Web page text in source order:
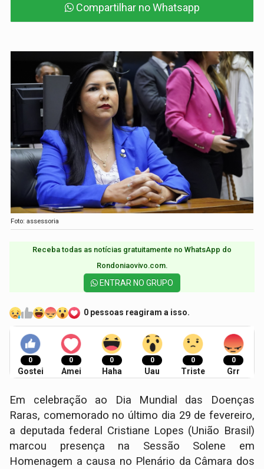
Compartilhar no Whatsapp
Foto: assessoria
Receba todas as notícias gratuitamente no WhatsApp do
Rondoniaovivo.com.​
ENTRAR NO GRUPO
0 pessoas reagiram a isso.
0
Gostei
0
Amei
0
Haha
0
Uau
0
Triste
0
Grr
Em celebração ao Dia Mundial das Doenças
Raras, comemorado no último dia 29 de fevereiro,
a deputada federal Cristiane Lopes (União Brasil)
marcou presença na Sessão Solene em
Homenagem a causa no Plenário da Câmara dos